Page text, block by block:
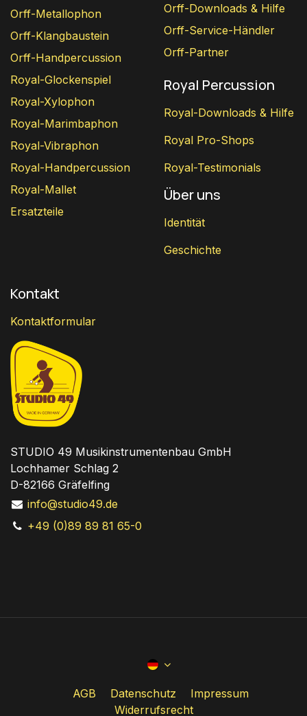
Orff-Metallophon
Orff-Klangbaustein
Orff-Handpercussion
Royal-Glockenspiel
Royal-Xylophon
Royal-Marimbaphon
Royal-Vibraphon
Royal-Handpercussion
Royal-Mallet
Ersatzteile
Orff-Downloads & Hilfe
Orff-Service-Händler
Orff-Partner
Royal Percussion
Royal-Downloads & Hilfe
Royal Pro-Shops
Royal-Testimonials
Über uns
Identität
Geschichte
Kontakt
Kontaktformular
STUDIO 49 Musikinstrumentenbau GmbH
Lochhamer Schlag 2
D-82166 Gräfelfing
info@studio49.de
+49 (0)89 89 81 65-0
AGB Datenschutz
Impressum
Widerrufsrecht